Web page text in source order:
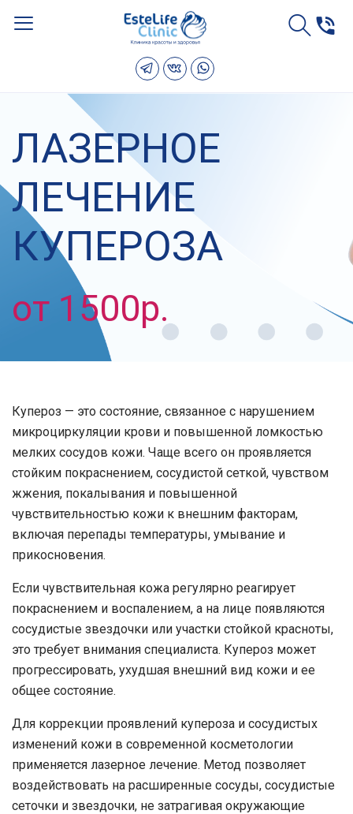
ЛАЗЕРНОЕ
ЛЕЧЕНИЕ
КУПЕРОЗА
от 1500р.
Купероз — это состояние, связанное с нарушением
микроциркуляции крови и повышенной ломкостью
мелких сосудов кожи. Чаще всего он проявляется
стойким покраснением, сосудистой сеткой, чувством
жжения, покалывания и повышенной
чувствительностью кожи к внешним факторам,
включая перепады температуры, умывание и
прикосновения.
Если чувствительная кожа регулярно реагирует
покраснением и воспалением, а на лице появляются
сосудистые звездочки или участки стойкой красноты,
это требует внимания специалиста. Купероз может
прогрессировать, ухудшая внешний вид кожи и ее
общее состояние.
Для коррекции проявлений купероза и сосудистых
изменений кожи в современной косметологии
применяется лазерное лечение. Метод позволяет
воздействовать на расширенные сосуды, сосудистые
сеточки и звездочки, не затрагивая окружающие